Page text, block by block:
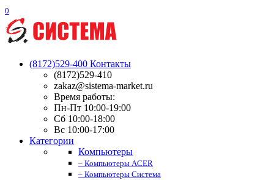
0
(8172)529-400 Контакты
(8172)529-410
zakaz@sistema-market.ru
Время работы:
Пн-Пт 10:00-19:00
Сб 10:00-18:00
Вс 10:00-17:00
Категории
Компьютеры
– Компьютеры ACER
– Компьютеры Система